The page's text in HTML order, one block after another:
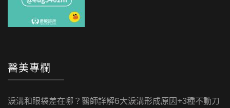
醫美專欄
淚溝和眼袋差在哪？醫師詳解6大淚溝形成原因+3種不動刀